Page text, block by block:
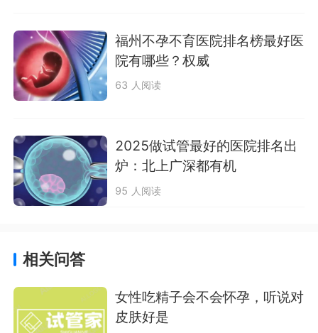
福州不孕不育医院排名榜最好医
院有哪些？权威
63 人阅读
2025做试管最好的医院排名出
炉：北上广深都有机
95 人阅读
相关问答
女性吃精子会不会怀孕，听说对
皮肤好是